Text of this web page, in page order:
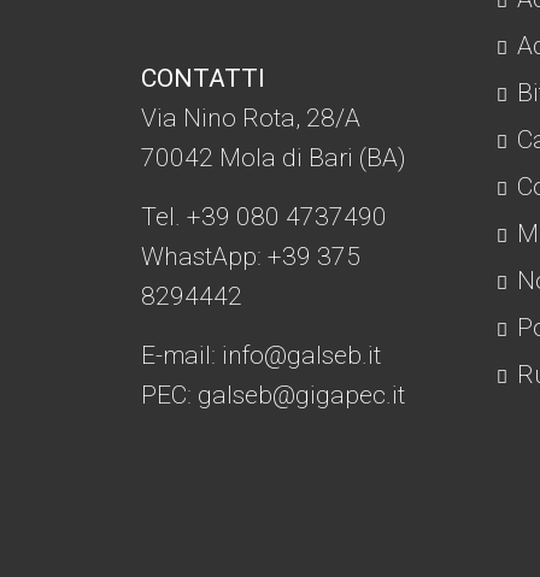
CONTATTI
Via Nino Rota, 28/A
70042 Mola di Bari (BA)
Tel. +39 080 4737490
WhastApp: +39 375
8294442
E-mail: info@galseb.it
PEC: galseb@gigapec.it